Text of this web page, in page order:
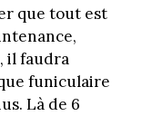
que tout est
il faudra
funiculaire
Là de 6